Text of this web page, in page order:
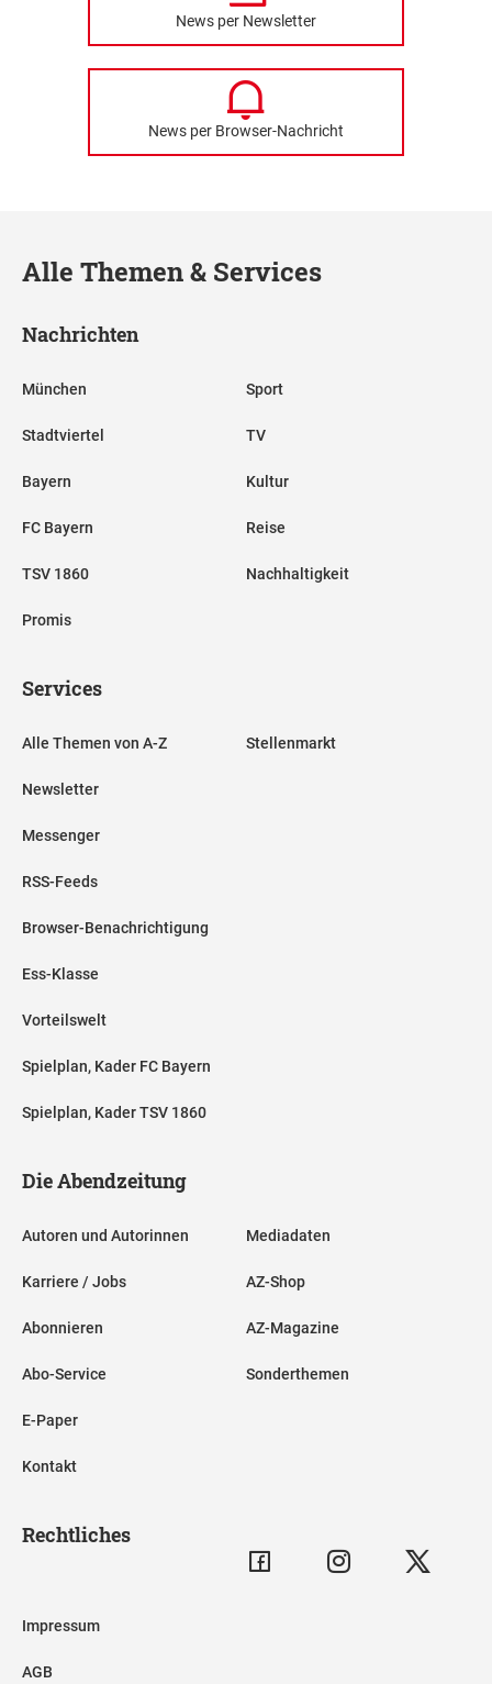
News per Newsletter
News per Browser-Nachricht
Alle Themen & Services
Nachrichten
München
Stadtviertel
Bayern
FC Bayern
TSV 1860
Promis
Sport
TV
Kultur
Reise
Nachhaltigkeit
Services
Alle Themen von A-Z
Newsletter
Messenger
RSS-Feeds
Browser-Benachrichtigung
Ess-Klasse
Vorteilswelt
Spielplan, Kader FC Bayern
Spielplan, Kader TSV 1860
Stellenmarkt
Die Abendzeitung
Autoren und Autorinnen
Karriere / Jobs
Abonnieren
Abo-Service
E-Paper
Kontakt
Mediadaten
AZ-Shop
AZ-Magazine
Sonderthemen
Rechtliches
Impressum
AGB